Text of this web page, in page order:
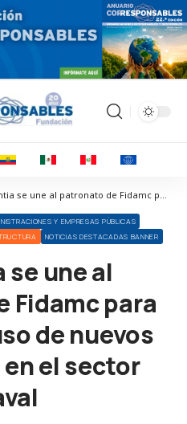
Corresponsables > Noticias > Navantia se une al patronato de Fidamc para explorar el uso de nuevos materiales en el sector naval
Y EMPRESAS PÚBLICAS
NOTICIAS DESTACADAS BANNER
se une al
Fidamc para
de nuevos
el sector